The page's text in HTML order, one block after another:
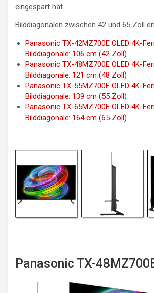
eingespart hat.
Bilddiagonalen zwischen 42 und 65 Zoll
Panasonic TX-42MZ700E OLED 4K-
Bilddiagonale: 106 cm (42 Zoll)
Panasonic TX-48MZ700E OLED 4K-
Bilddiagonale: 121 cm (48 Zoll)
Panasonic TX-55MZ700E OLED 4K-
Bilddiagonale: 139 cm (55 Zoll)
Panasonic TX-65MZ700E OLED 4K-
Bilddiagonale: 164 cm (65 Zoll)
Panasonic TX-